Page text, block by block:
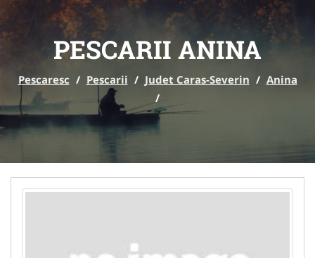
PESCARII ANINA
Pescaresc / Pescarii / Judet Caras-Severin / Anina
/